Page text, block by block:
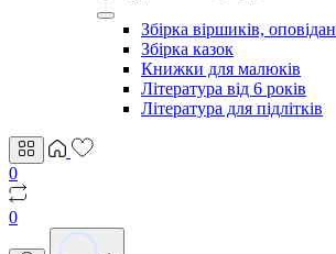
Збірка віршиків,
Збірка казок
Книжки для малюків
Література від 6 років
Література для підлітків
0
0